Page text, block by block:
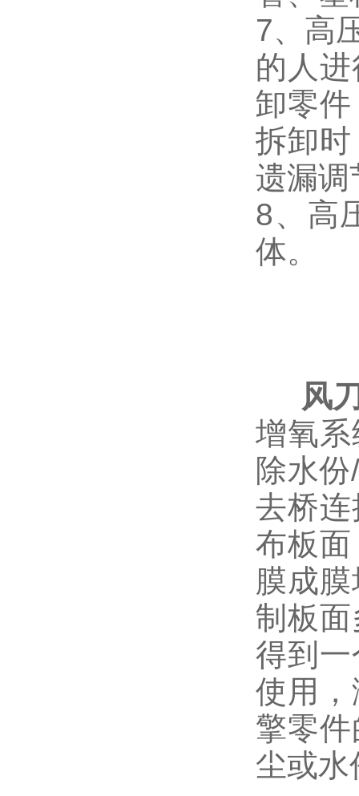
7、高
的人
卸零
拆卸
遗漏调
8、高
体。
风
增氧
除水
去桥
布板
膜成
制板
得到
使用
擎零
尘或水